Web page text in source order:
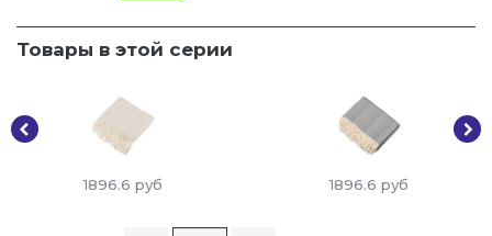
Товары в этой серии
1896.6 руб 1896.6 руб